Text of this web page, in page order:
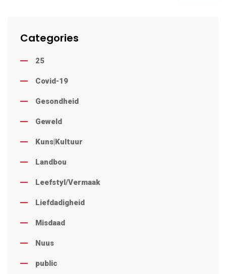
Categories
25
Covid-19
Gesondheid
Geweld
Kuns|Kultuur
Landbou
Leefstyl/Vermaak
Liefdadigheid
Misdaad
Nuus
public